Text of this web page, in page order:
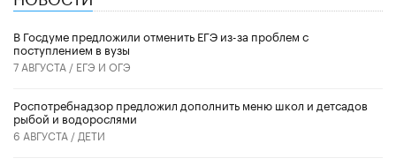
В Госдуме предложили отменить ЕГЭ из-за проблем с
поступлением в вузы
7 АВГУСТА / ЕГЭ И ОГЭ
Роспотребнадзор предложил дополнить меню школ и детсадов
рыбой и водорослями
6 АВГУСТА / ДЕТИ